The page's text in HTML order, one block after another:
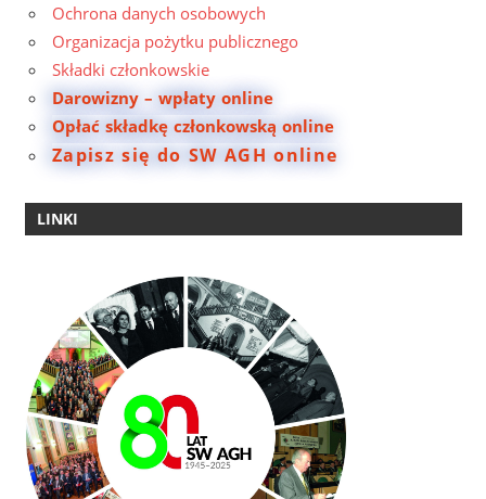
Ochrona danych osobowych
Organizacja pożytku publicznego
Składki członkowskie
Darowizny – wpłaty online
Opłać składkę członkowską online
Zapisz się do SW AGH online
LINKI